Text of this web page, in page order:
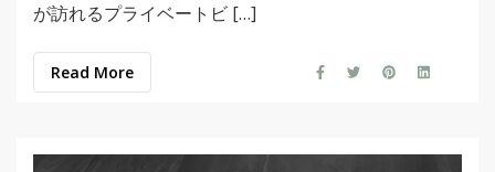
が訪れるプライベートビ […]
Read More